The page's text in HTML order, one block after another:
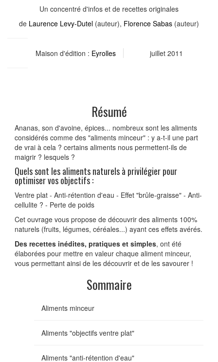
Un concentré d'infos et de recettes originales
de Laurence Levy-Dutel (auteur), Florence Sabas (auteur)
Maison d'édition : Eyrolles juillet 2011
Résumé
Ananas, son d'avoine, épices... nombreux sont les aliments
considérés comme des "aliments minceur" : y a-t-il une part
de vrai à cela ? certains aliments nous permettent-ils de
maigrir ? lesquels ?
Quels sont les aliments naturels à privilégier pour
optimiser vos objectifs :
Ventre plat - Anti-rétention d'eau - Effet "brûle-graisse" - Anti-
cellulite ? - Perte de poids
Cet ouvrage vous propose de découvrir des aliments 100%
naturels (fruits, légumes, céréales...) ayant ces effets avérés.
Des recettes inédites, pratiques et simples, ont été
élaborées pour mettre en valeur chaque aliment minceur,
vous permettant ainsi de les découvrir et de les savourer !
Sommaire
Aliments minceur
Aliments "objectifs ventre plat"
Aliments "anti-rétention d'eau"